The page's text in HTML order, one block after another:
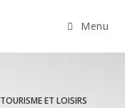
Menu
TOURISME ET LOISIRS